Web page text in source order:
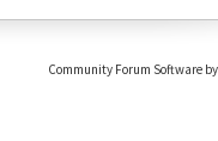
Community Forum Software